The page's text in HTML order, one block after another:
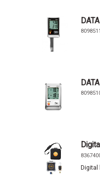
8098511
Digital